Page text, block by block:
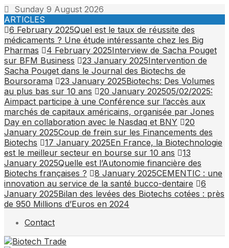
Skip
to
content
Sunday 9 August 2026
ARTICLES
6 February 2025Quel est le taux de réussite des
médicaments ? Une étude intéressante chez les Big
Pharmas
4 February 2025Interview de Sacha Pouget
sur BFM Business
23 January 2025Intervention de
Sacha Pouget dans le Journal des Biotechs de
Boursorama
23 January 2025Biotechs: Des Volumes
au plus bas sur 10 ans
20 January 202505/02/2025:
Aimpact participe à une Conférence sur l’accès aux
marchés de capitaux américains, organisée par Jones
Day en collaboration avec le Nasdaq et BNY
20
January 2025Coup de frein sur les Financements des
Biotechs
17 January 2025En France, la Biotechnologie
est le meilleur secteur en bourse sur 10 ans
13
January 2025Quelle est l’Autonomie financière des
Biotechs françaises ?
8 January 2025CEMENTIC : une
innovation au service de la santé bucco-dentaire
6
January 2025Bilan des levées des Biotechs cotées : près
de 950 Millions d’Euros en 2024
Contact